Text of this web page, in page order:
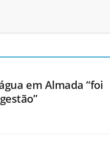
em Almada “foi